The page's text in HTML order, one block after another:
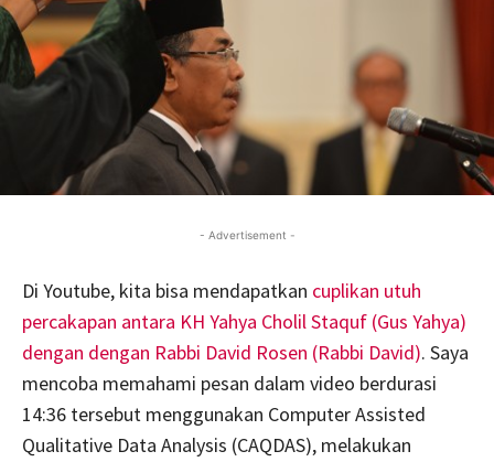
- Advertisement -
Di Youtube, kita bisa mendapatkan cuplikan utuh
percakapan antara KH Yahya Cholil Staquf (Gus Yahya)
dengan dengan Rabbi David Rosen (Rabbi David). Saya
mencoba memahami pesan dalam video berdurasi
14:36 tersebut menggunakan Computer Assisted
Qualitative Data Analysis (CAQDAS), melakukan